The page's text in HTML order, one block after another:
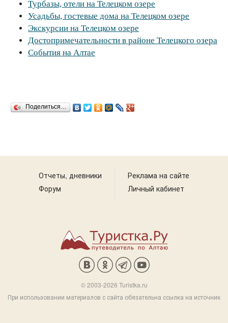
Турбазы, отели на Телецком озере
Усадьбы, гостевые дома на Телецком озере
Экскурсии на Телецком озере
Достопримечательности в районе Телецкого озера
События на Алтае
Поделиться…
Отчеты, дневники
Форум
Реклама на сайте
Личный кабинет
© 2003-2026 Turistka.ru
При использовании материалов с сайта обязательна ссылка на источник